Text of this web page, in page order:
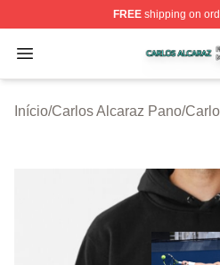
FREEshipping on
Open menu
Carlos Alcaraz Shop ⚡️
Início/Carlos Alcaraz Pano/